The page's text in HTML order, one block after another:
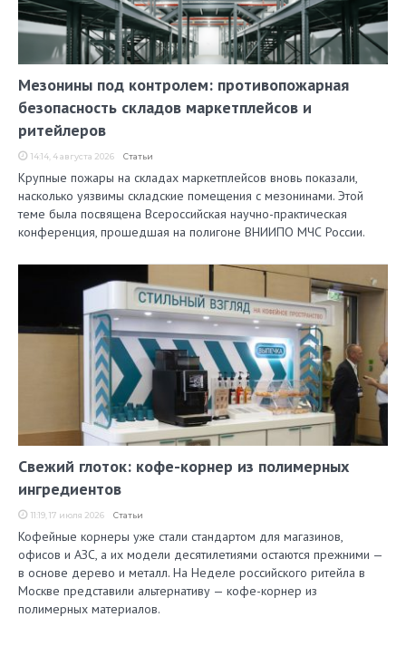
Мезонины под контролем: противопожарная
безопасность складов маркетплейсов и
ритейлеров
14:14, 4 августа 2026 Статьи
Крупные пожары на складах маркетплейсов вновь показали,
насколько уязвимы складские помещения с мезонинами. Этой
теме была посвящена Всероссийская научно-практическая
конференция, прошедшая на полигоне ВНИИПО МЧС России.
Свежий глоток: кофе-корнер из полимерных
ингредиентов
11:19, 17 июля 2026 Статьи
Кофейные корнеры уже стали стандартом для магазинов,
офисов и АЗС, а их модели десятилетиями остаются прежними —
в основе дерево и металл. На Неделе российского ритейла в
Москве представили альтернативу — кофе-корнер из
полимерных материалов.